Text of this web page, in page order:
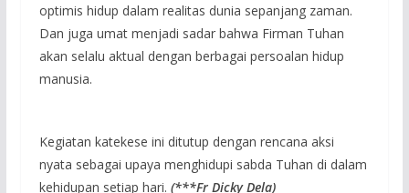
optimis hidup dalam realitas dunia sepanjang zaman.
Dan juga umat menjadi sadar bahwa Firman Tuhan
akan selalu aktual dengan berbagai persoalan hidup
manusia.
Kegiatan katekese ini ditutup dengan rencana aksi
nyata sebagai upaya menghidupi sabda Tuhan di dalam
kehidupan setiap hari. (***Fr Dicky Dela)